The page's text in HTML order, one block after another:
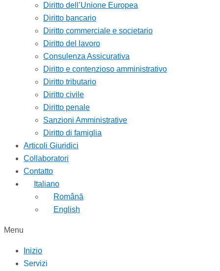
Diritto dell’Unione Europea
Diritto bancario
Diritto commerciale e societario
Diritto del lavoro
Consulenza Assicurativa
Diritto e contenzioso amministrativo
Diritto tributario
Diritto civile
Diritto penale
Sanzioni Amministrative
Diritto di famiglia
Articoli Giuridici
Collaboratori
Contatto
Italiano
Română
English
Menu
Inizio
Servizi